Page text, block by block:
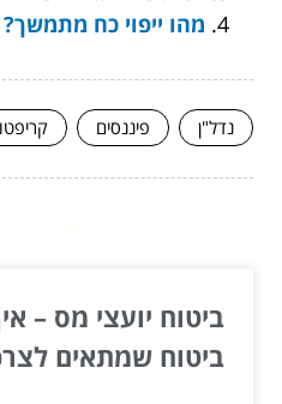
מהו ייפוי כח מתמשך?
נדל"ן פיננסים קריפטו
ביטוח יועצי מס –
ביטוח שמתאים